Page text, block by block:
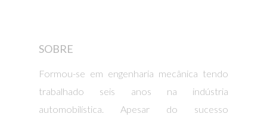
SOBRE
Formou-se em engenharia mecânica tendo
trabalhado seis anos na indústria
automobilística. Apesar do sucesso